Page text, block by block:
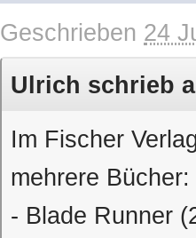
Geschrieben 24
Ulrich schrieb
Im Fischer
mehrere Bücher:
- Blade Runner